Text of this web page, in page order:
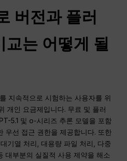
버전과 플러
교는 어떻게 될
지속적으로 시험하는 사용자를 위
개인 요금제입니다. 무료 및 플러
5.1 및 o-시리즈 추론 모델을 포함
우선 접근 권한을 제공합니다. 또한
기열 처리, 대용량 파일 처리, 다중
대부분의 실질적 사용 제약을 해소